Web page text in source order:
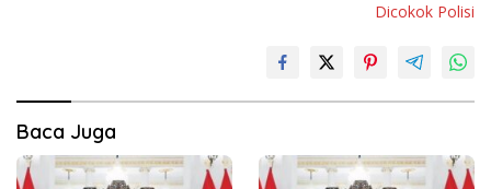
Dicokok Polisi
Baca Juga